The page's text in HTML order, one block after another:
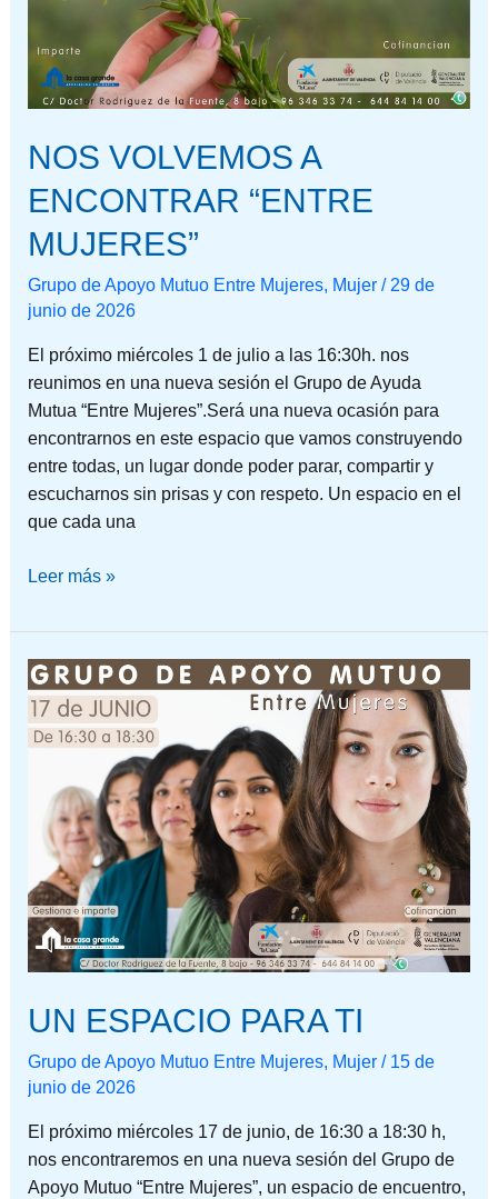
NOS VOLVEMOS A
ENCONTRAR “ENTRE
MUJERES”
Grupo de Apoyo Mutuo Entre Mujeres, Mujer/ 29 de
junio de 2026
El próximo miércoles 1 de julio a las 16:30h. nos
reunimos en una nueva sesión el Grupo de Ayuda
Mutua “Entre Mujeres”.Será una nueva ocasión para
encontrarnos en este espacio que vamos construyendo
entre todas, un lugar donde poder parar, compartir y
escucharnos sin prisas y con respeto. Un espacio en el
que cada una
Leer más »
UN ESPACIO PARA TI
Grupo de Apoyo Mutuo Entre Mujeres, Mujer/ 15 de
junio de 2026
El próximo miércoles 17 de junio, de 16:30 a 18:30 h,
nos encontraremos en una nueva sesión del Grupo de
Apoyo Mutuo “Entre Mujeres”, un espacio de encuentro,
UN
ESPACIO
PARA